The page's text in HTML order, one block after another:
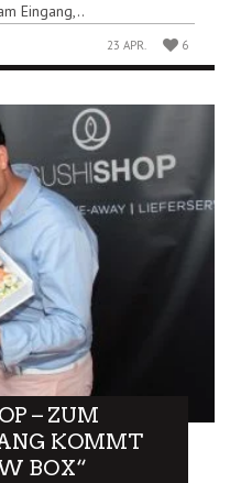
Eingang,..
23 APR. 6
– ZUM
KOMMT
BOX“